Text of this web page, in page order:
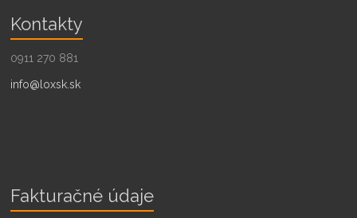
Kontakty
0911 270 881
info@loxsk.sk
Fakturačné údaje